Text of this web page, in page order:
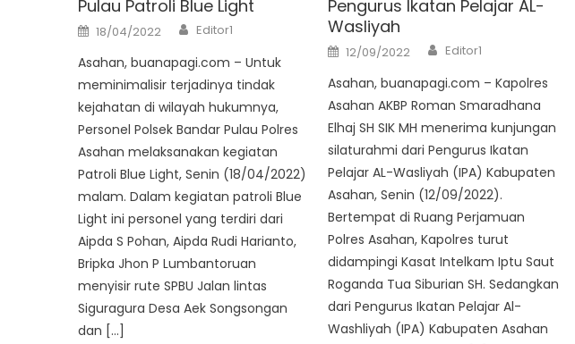
Pulau Patroli Blue Light
Posted
on
18/04/2022 Author
Editor1
Asahan, buanapagi.com – Untuk
meminimalisir terjadinya tindak
kejahatan di wilayah hukumnya,
Personel Polsek Bandar Pulau Polres
Asahan melaksanakan kegiatan
Patroli Blue Light, Senin (18/04/2022)
malam. Dalam kegiatan patroli Blue
Light ini personel yang terdiri dari
Aipda S Pohan, Aipda Rudi Harianto,
Bripka Jhon P Lumbantoruan
menyisir rute SPBU Jalan lintas
Siguragura Desa Aek Songsongan
dan […]
Pengurus Ikatan Pelajar AL-
Wasliyah
Posted
on
12/09/2022 Author
Editor1
Asahan, buanapagi.com – Kapolres
Asahan AKBP Roman Smaradhana
Elhaj SH SIK MH menerima kunjungan
silaturahmi dari Pengurus Ikatan
Pelajar AL-Wasliyah (IPA) Kabupaten
Asahan, Senin (12/09/2022).
Bertempat di Ruang Perjamuan
Polres Asahan, Kapolres turut
didampingi Kasat Intelkam Iptu Saut
Roganda Tua Siburian SH. Sedangkan
dari Pengurus Ikatan Pelajar Al-
Washliyah (IPA) Kabupaten Asahan